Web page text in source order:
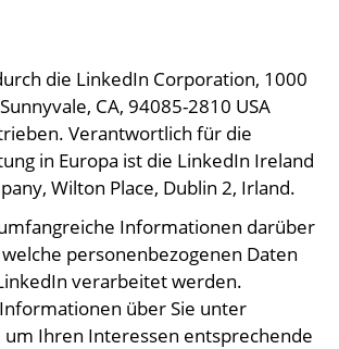
die LinkedIn Corporation, 1000
CA, 94085-2810 USA
Verantwortlich für die
in Europa ist die LinkedIn Ireland
Wilton Place, Dublin 2, Irland.
Informationen darüber
personenbezogenen Daten
verarbeitet werden.
über Sie unter
um Ihren Interessen entsprechende